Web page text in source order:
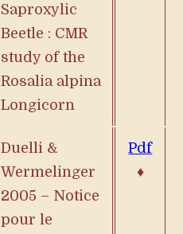
Saproxylic
Beetle : CMR
study of the
Rosalia alpina
Longicorn
Duelli &
Wermelinger
2005 – Notice
pour le
Pdf
♦